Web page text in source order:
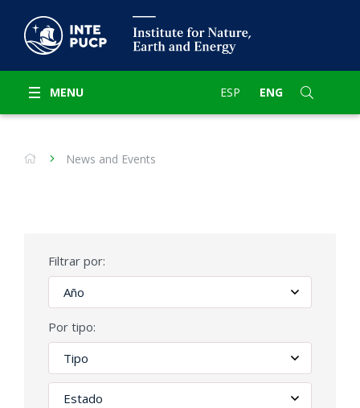
MENU ESP ENG
News and Events
Filtrar por:
Por tipo: